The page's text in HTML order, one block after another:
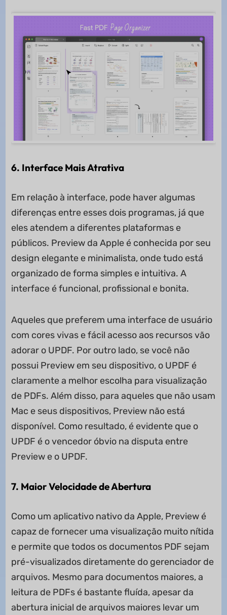
6. Interface Mais Atrativa
Em relação à interface, pode haver algumas
diferenças entre esses dois programas, já que
eles atendem a diferentes plataformas e
públicos. Preview da Apple é conhecida por seu
design elegante e minimalista, onde tudo está
organizado de forma simples e intuitiva. A
interface é funcional, profissional e bonita.
Aqueles que preferem uma interface de usuário
com cores vivas e fácil acesso aos recursos vão
adorar o UPDF. Por outro lado, se você não
possui Preview em seu dispositivo, o UPDF é
claramente a melhor escolha para visualização
de PDFs. Além disso, para aqueles que não usam
Mac e seus dispositivos, Preview não está
disponível. Como resultado, é evidente que o
UPDF é o vencedor óbvio na disputa entre
Preview e o UPDF.
7. Maior Velocidade de Abertura
Como um aplicativo nativo da Apple, Preview é
capaz de fornecer uma visualização muito nítida
e permite que todos os documentos PDF sejam
pré-visualizados diretamente do gerenciador de
arquivos. Mesmo para documentos maiores, a
leitura de PDFs é bastante fluída, apesar da
abertura inicial de arquivos maiores levar um